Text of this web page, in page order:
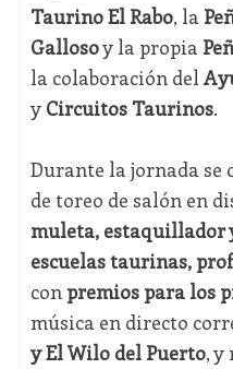
Taurino El Rabo, la
Gallosoy la propia
la colaboración del
y Circuitos Taurinos.
Durante la jornada se
de toreo de salón en
muleta, estaquillador
escuelas taurinas,
con premios para los
música en directo
y El Wilo del Puerto, y